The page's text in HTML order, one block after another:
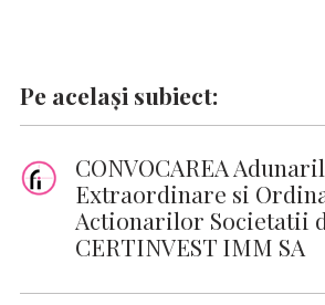
Pe același subiect:
CONVOCAREA
Extraordinare si
Actionarilor Societatii
CERTINVEST IMM SA